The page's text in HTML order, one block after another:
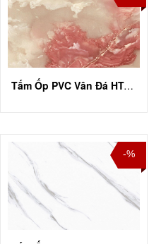
Tấm Ốp PVC Vân Đá HT-A004
-%